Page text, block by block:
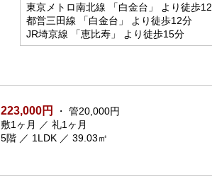
東京メトロ南北線 「白金台」 より徒歩
都営三田線 「白金台」 より徒歩12分
JR埼京線 「恵比寿」 より徒歩15分
223,000円
・ 管20,000円
敷1ヶ月 ／ 礼1ヶ月
5階 ／ 1LDK ／ 39.03㎡